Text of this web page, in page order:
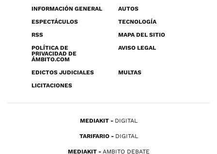
INFORMACIÓN GENERAL
AUTOS
ESPECTÁCULOS
TECNOLOGÍA
RSS
MAPA DEL SITIO
POLÍTICA DE
PRIVACIDAD DE
ÁMBITO.COM
AVISO LEGAL
EDICTOS JUDICIALES
MULTAS
LICITACIONES
MEDIAKIT DIGITAL
TARIFARIO DIGITAL
MEDIAKIT AMBITO DEBATE